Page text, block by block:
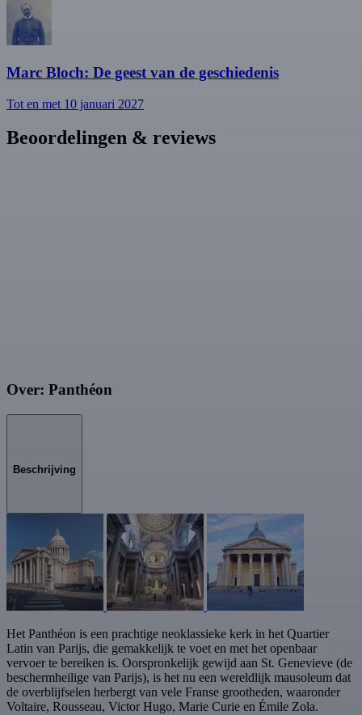
Marc Bloch: De geest van de geschiedenis
Tot en met 10 januari 2027
Beoordelingen & reviews
Over: Panthéon
Beschrijving
Het Panthéon is een prachtige neoklassieke kerk in het Quartier
Latin van Parijs, die gemakkelijk te voet en met het openbaar
vervoer te bereiken is. Oorspronkelijk gewijd aan St. Genevieve (de
beschermheilige van Parijs), is het nu een wereldlijk mausoleum dat
de overblijfselen herbergt van vele Franse grootheden, waaronder
Voltaire, Rousseau, Victor Hugo, Marie Curie en Émile Zola.